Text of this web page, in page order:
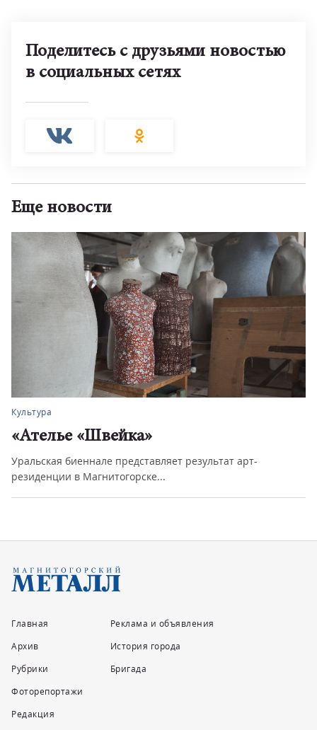
Поделитесь с друзьями новостью
в социальных сетях
Еще новости
Культура
«Ателье «Швейка»
Уральская биеннале представляет результат арт-
резиденции в Магнитогорске...
Главная
Архив
Рубрики
Фоторепортажи
Редакция
Реклама и объявления
История города
Бригада